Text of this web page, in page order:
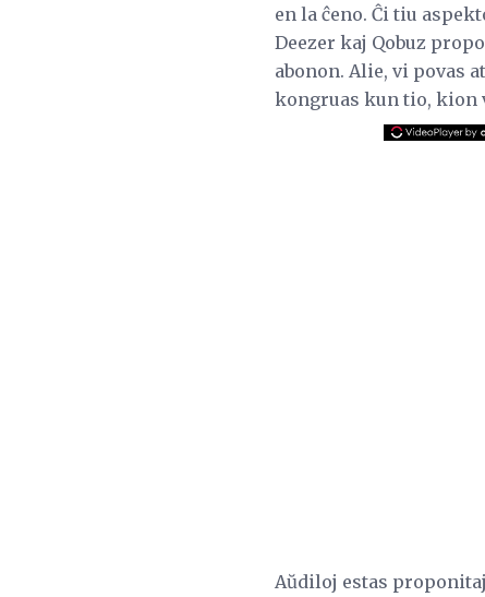
en la ĉeno. Ĉi tiu
Deezer kaj Qobuz
abonon. Alie, vi povas
kongruas kun tio, kion
Aŭdiloj estas